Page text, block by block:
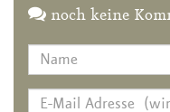
noch keine